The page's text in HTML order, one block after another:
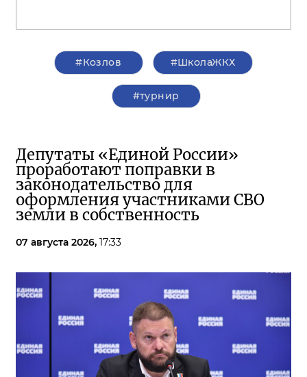
#Козлов #ШколаЖКХ
#турнир
Депутаты «Единой России»
проработают поправки в
законодательство для
оформления участниками СВО
земли в собственность
07 августа 2026, 17:33